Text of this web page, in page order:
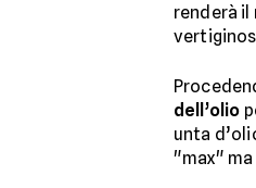
renderà
dell’olio
unta
"max"